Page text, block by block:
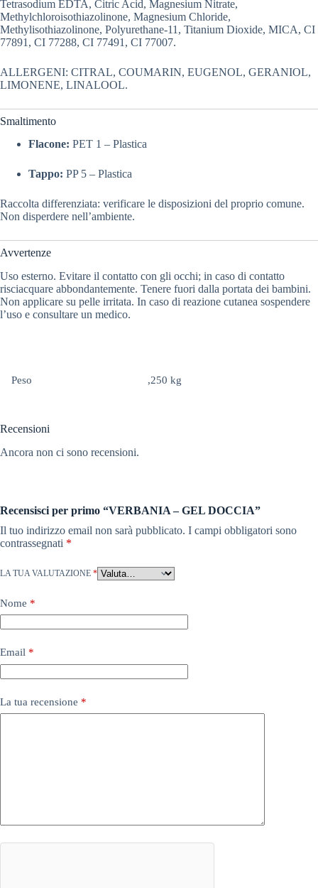
Tetrasodium EDTA, Citric Acid, Magnesium Nitrate,
Methylchloroisothiazolinone, Magnesium Chloride,
Methylisothiazolinone, Polyurethane-11, Titanium Dioxide, MICA, CI
77891, CI 77288, CI 77491, CI 77007.
ALLERGENI: CITRAL, COUMARIN, EUGENOL, GERANIOL,
LIMONENE, LINALOOL.
Smaltimento
Flacone: PET 1 – Plastica
Tappo: PP 5 – Plastica
Raccolta differenziata: verificare le disposizioni del proprio comune.
Non disperdere nell’ambiente.
Avvertenze
Uso esterno. Evitare il contatto con gli occhi; in caso di contatto
risciacquare abbondantemente. Tenere fuori dalla portata dei bambini.
Non applicare su pelle irritata. In caso di reazione cutanea sospendere
l’uso e consultare un medico.
Peso ,250 kg
Recensioni
Ancora non ci sono recensioni.
Recensisci per primo “VERBANIA – GEL DOCCIA”
Il tuo indirizzo email non sarà pubblicato. I campi obbligatori sono
contrassegnati *
LA TUA VALUTAZIONE *
Nome *
Email *
La tua recensione *